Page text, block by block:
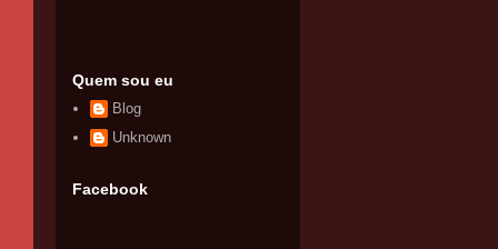
Quem sou eu
Blog
Unknown
Facebook